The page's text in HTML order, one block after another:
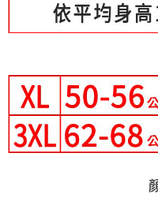
【注意事項】
1.本服務係由「台灣大哥大股份
用戶於交易時，得透過本服務購
買賣價金債權讓與本公司後，依
2.基於同意付款使用「大哥付你
資料（包含姓名、電話或地址）
由本公司與您本人進行分期帳單
3.完整用戶服務條款，請詳閱以
ATM／網路銀行／等多元方式
※ 請注意：結帳手續完成當下不
※ 交易是否成功請以「AFTEE
是否繳費成功／繳費後需取消欲
客戶支援中心」 https://
【注意事項】
１．透過由恩沛科技股份有限公
易，需依本服務之必要範圍內提
２．關於個人資料處理事宜，請
付款後全家取貨
每筆NT$80，滿NT$699(含
7-11付款取貨
每筆NT$80，滿NT$699(含
每筆NT$80，滿NT$699(含